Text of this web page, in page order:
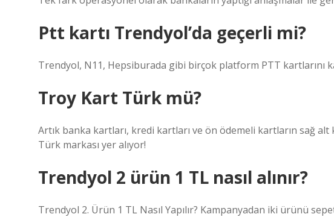
Ptt kartı Trendyol’da geçerli mi?
Trendyol, N11, Hepsiburada gibi birçok platform PTT kartlarını
Troy Kart Türk mü?
Artık banka kartları, kredi kartları ve ön ödemeli kartların sağ
Türk markası yer alıyor!
Trendyol 2 ürün 1 TL nasıl alınır?
Trendyol 2. Ürün 1 TL Nasıl Yapılır? Kampanyadan iki ürünü